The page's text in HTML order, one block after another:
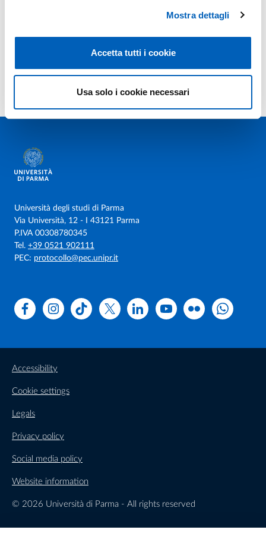
Mostra dettagli
Accetta tutti i cookie
Usa solo i cookie necessari
Bioactive Peptides in Dairy Milk: Highlighting the Role of
Authors: Andrani Melania; Dall'Olio Eleonora; De Rensis Fabio;
Università degli studi di Parma
Via Università, 12 - I 43121 Parma
P.IVA 00308780345
Tel. +39 0521 902111
PEC: protocollo@pec.unipr.it
FacebookInstagramTikTok X LinkedinYoutubeFlickr
Accessibility
Cookie settings
Legals
Privacy policy
Social media policy
Website information
© 2026 Università di Parma - All rights reserved